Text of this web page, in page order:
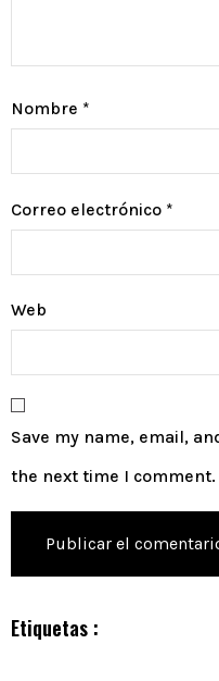
Nombre *
Correo electrónico *
Web
Save my name, email,
the next time I comment.
Etiquetas :